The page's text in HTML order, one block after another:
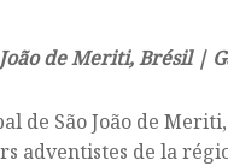
de Meriti, Brésil |
de São João de
adventistes de la